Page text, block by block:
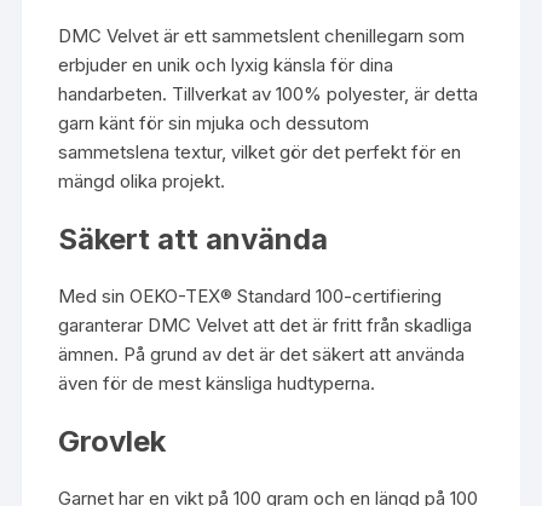
DMC Velvet är ett sammetslent chenillegarn som
erbjuder en unik och lyxig känsla för dina
handarbeten. Tillverkat av 100% polyester, är detta
garn känt för sin mjuka och dessutom
sammetslena textur, vilket gör det perfekt för en
mängd olika projekt.
Säkert att använda
Med sin OEKO-TEX® Standard 100-certifiering
garanterar DMC Velvet att det är fritt från skadliga
ämnen. På grund av det är det säkert att använda
även för de mest känsliga hudtyperna.
Grovlek
Garnet har en vikt på 100 gram och en längd på 100